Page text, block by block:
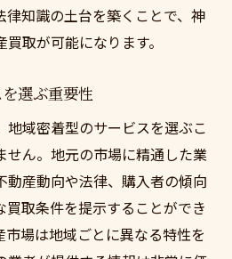
律知識の土台を築くことで、神
取が可能になります。
選ぶ重要性
域密着型のサービスを選ぶこ
せん。地元の市場に精通した業
動産動向や法律、購入者の傾向
買取条件を提示することができ
市場は地域ごとに異なる特性を